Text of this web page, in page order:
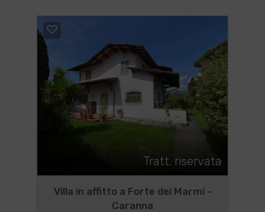
Tratt. riservata
Villa in affitto a Forte dei Marmi -
Caranna